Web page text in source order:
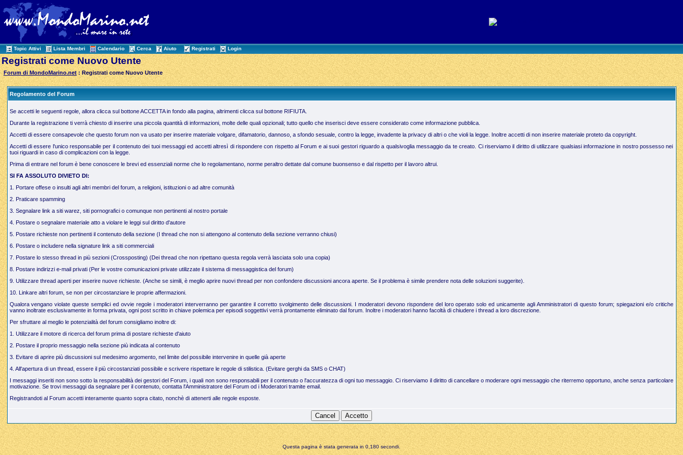
Topic Attivi Lista Membri Calendario Cerca Aiuto Registrati Login
Registrati come Nuovo Utente
Forum di MondoMarino.net : Registrati come Nuovo Utente
Regolamento del Forum
Se accetti le seguenti regole, allora clicca sul bottone ACCETTA in fondo alla pagina, altrimenti clicca sul bottone RIFIUTA.
Durante la registrazione ti verrà chiesto di inserire una piccola quantità di informazioni, molte delle quali opzionali; tutto quello che inserisci deve essere considerato come informazione pubblica.
Accetti di essere consapevole che questo forum non va usato per inserire materiale volgare, difamatorio, dannoso, a sfondo sesuale, contro la legge, invadente la privacy di altri o che violi la legge. Inoltre accetti di non inserire materiale proteto da copyright.
Accetti di essere l'unico responsabile per il contenuto dei tuoi messaggi ed accetti altresì di rispondere con rispetto al Forum e ai suoi gestori riguardo a qualsivoglia messaggio da te creato. Ci riserviamo il diritto di utilizzare qualsiasi informazione in nostro possesso nei
tuoi riguardi in caso di complicazioni con la legge.
Prima di entrare nel forum è bene conoscere le brevi ed essenziali norme che lo regolamentano, norme peraltro dettate dal comune buonsenso e dal rispetto per il lavoro altrui.
SI FA ASSOLUTO DIVIETO DI:
1. Portare offese o insulti agli altri membri del forum, a religioni, istituzioni o ad altre comunità
2. Praticare spamming
3. Segnalare link a siti warez, siti pornografici o comunque non pertinenti al nostro portale
4. Postare o segnalare materiale atto a violare le leggi sul diritto d'autore
5. Postare richieste non pertinenti il contenuto della sezione (I thread che non si attengono al contenuto della sezione verranno chiusi)
6. Postare o includere nella signature link a siti commerciali
7. Postare lo stesso thread in più sezioni (Crossposting) (Dei thread che non ripettano questa regola verrà lasciata solo una copia)
8. Postare indirizzi e-mail privati (Per le vostre comunicazioni private utilizzate il sistema di messaggistica del forum)
9. Utilizzare thread aperti per inserire nuove richieste. (Anche se simili, è meglio aprire nuovi thread per non confondere discussioni ancora aperte. Se il problema è simile prendere nota delle soluzioni suggerite).
10. Linkare altri forum, se non per circostanziare le proprie affermazioni.
Qualora vengano violate queste semplici ed ovvie regole i moderatori interverranno per garantire il corretto svolgimento delle discussioni. I moderatori devono rispondere del loro operato solo ed unicamente agli Amministratori di questo forum; spiegazioni e/o critiche
vanno inoltrate esclusivamente in forma privata, ogni post scritto in chiave polemica per episodi soggettivi verrà prontamente eliminato dal forum. Inoltre i moderatori hanno facoltà di chiudere i thread a loro discrezione.
Per sfruttare al meglio le potenzialità del forum consigliamo inoltre di:
1. Utilizzare il motore di ricerca del forum prima di postare richieste d'aiuto
2. Postare il proprio messaggio nella sezione più indicata al contenuto
3. Evitare di aprire più discussioni sul medesimo argomento, nel limite del possibile intervenire in quelle già aperte
4. All'apertura di un thread, essere il più circostanziati possibile e scrivere rispettare le regole di stilistica. (Evitare gerghi da SMS o CHAT)
I messaggi inseriti non sono sotto la responsabilità dei gestori del Forum, i quali non sono responsabili per il contenuto o l'accuratezza di ogni tuo messaggio. Ci riserviamo il diritto di cancellare o moderare ogni messaggio che riterremo opportuno, anche senza particolare
motivazione. Se trovi messaggi da segnalare per il contenuto, contatta l'Amministratore del Forum od i Moderatori tramite email.
Registrandoti al Forum accetti interamente quanto sopra citato, nonchè di attenerti alle regole esposte.
Questa pagina è stata generata in 0,180 secondi.